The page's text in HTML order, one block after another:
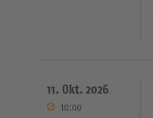
11. Okt. 2026
10:00